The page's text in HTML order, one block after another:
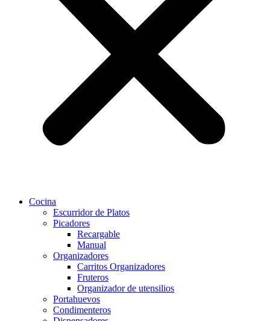
Cocina
Escurridor de Platos
Picadores
Recargable
Manual
Organizadores
Carritos Organizadores
Fruteros
Organizador de utensilios
Portahuevos
Condimenteros